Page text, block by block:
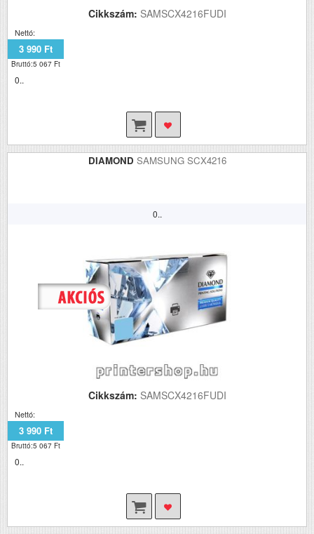
Cikkszám: SAMSCX4216FUDI
Nettó:
3 990 Ft
Bruttó:5 067 Ft
0..
DIAMOND SAMSUNG SCX4216
0..
Cikkszám: SAMSCX4216FUDI
Nettó:
3 990 Ft
Bruttó:5 067 Ft
0..